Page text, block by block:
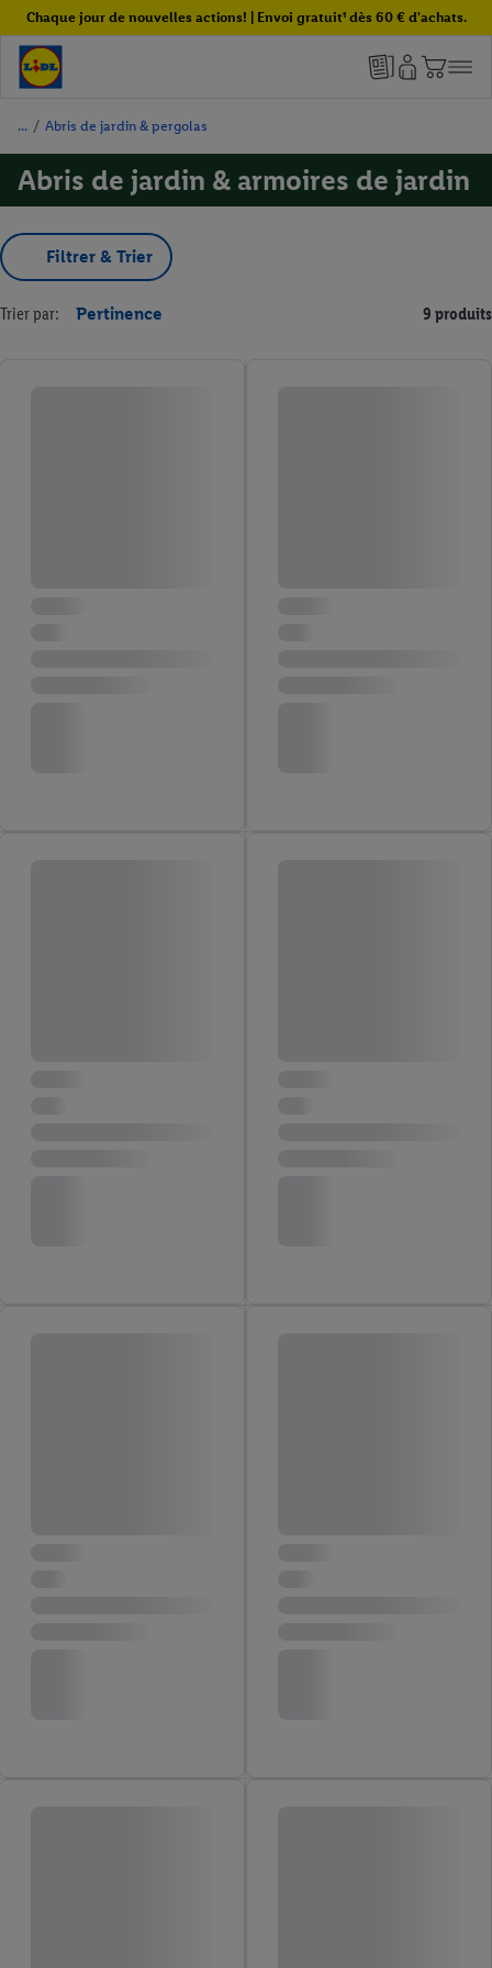
Chaque jour de nouvelles actions! | Envoi gratuit¹ dès 60 € d'achats.
/ Abris de jardin & pergolas
Abris de jardin & armoires de jardin
Filtrer & Trier
Trier par: Pertinence 9 produits